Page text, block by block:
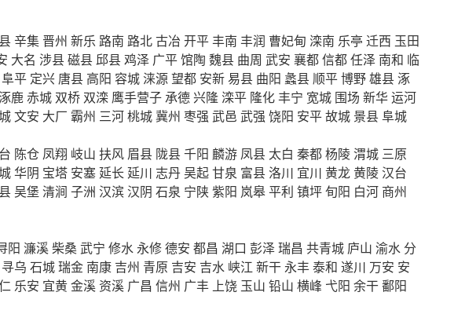
辛集 晋州 新乐 路南 路北古冶 开平丰南 丰润 曹妃甸 滦南 乐亭 迁西 玉田
大名 涉县磁县邱县鸡泽 广平馆陶 魏县 曲周 武安 襄都信都任泽 南和 临
阜平 定兴 唐县 高阳 容城 涞源望都 安新易县 曲阳 蠡县 顺平博野雄县涿
鹿赤城 双桥 双滦 鹰手营子承德兴隆 滦平 隆化丰宁 宽城 围场 新华运河
文安 大厂 霸州 三河桃城冀州 枣强 武邑 武强 饶阳 安平故城 景县阜城
陈仓 凤翔 岐山 扶风 眉县 陇县千阳 麟游 凤县 太白 秦都杨陵渭城 三原
华阴 宝塔 安塞延长 延川 志丹吴起甘泉 富县洛川 宜川 黄龙黄陵汉台
吴堡 清涧 子洲 汉滨汉阴 石泉 宁陕紫阳 岚皋平利 镇坪旬阳 白河 商州
阳 濂溪柴桑武宁 修水 永修德安 都昌 湖口 彭泽瑞昌 共青城 庐山 渝水 分
寻乌 石城瑞金 南康 吉州 青原 吉安 吉水 峡江 新干 永丰泰和 遂川 万安 安
乐安 宜黄金溪 资溪 广昌 信州 广丰 上饶 玉山 铅山 横峰 弋阳 余干鄱阳